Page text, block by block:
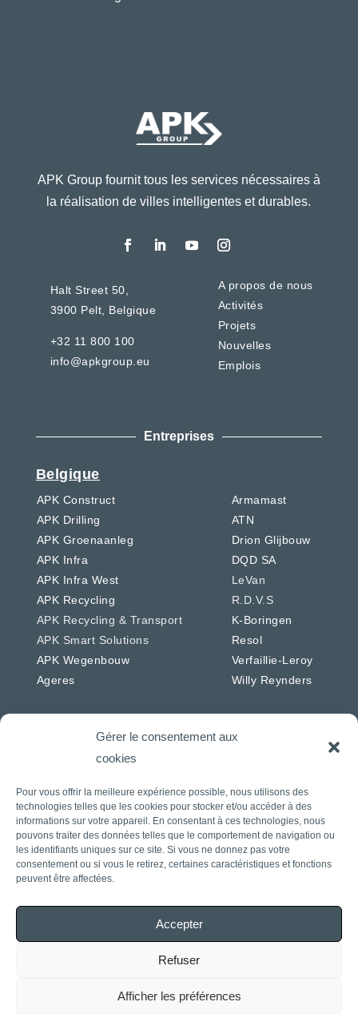
Gérer le consentement aux
cookies
Pour vous offrir la meilleure expérience possible, nous utilisons des
technologies telles que les cookies pour stocker et/ou accéder à des
informations sur votre appareil. En consentant à ces technologies, nous
pouvons traiter des données telles que le comportement de navigation ou
les identifiants uniques sur ce site. Si vous ne donnez pas votre
consentement ou si vous le retirez, certaines caractéristiques et fonctions
peuvent être affectées.
Accepter
Refuser
Afficher les préférences
APK Group fournit tous les services nécessaires à
la réalisation de villes intelligentes et durables.
Halt Street 50,
3900 Pelt, Belgique
+32 11 800 100
info@apkgroup.eu
A propos de nous
Activités
Projets
Nouvelles
Emplois
Entreprises
Belgique
APK Construct
APK Drilling
APK Groenaanleg
APK Infra
APK Infra West
APK Recycling
APK Recycling & Transport
APK Smart Solutions
APK Wegenbouw
Ageres
Armamast
ATN
Drion Glijbouw
DQD SA
LeVan
R.D.V.S
K-Boringen
Resol
Verfaillie-Leroy
Willy Reynders
APK Energie & Water
APK Telecom
APK Wegenbouw
APK Solaire
APK IWL
RSW
Westkabel